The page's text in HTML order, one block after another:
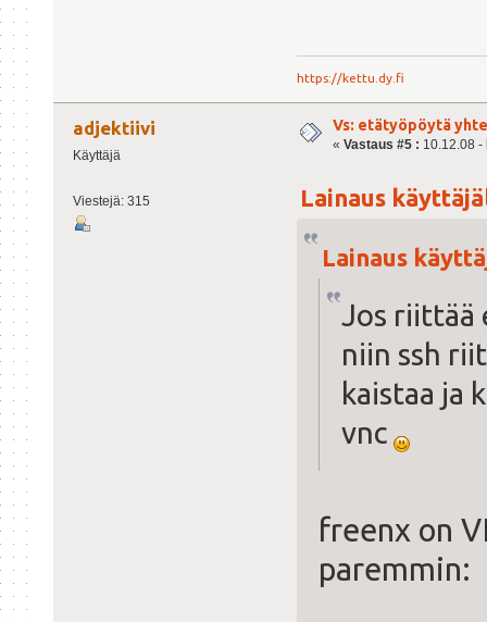
https://kettu.dy.fi
adjektiivi
Käyttäjä
Viestejä: 315
Vs: etätyöpöytä
« Vastaus #5 : 10.12.08 -
Lainaus
Lainaus
Jos riittää
niin ssh
kaistaa ja
vnc
freenx on
paremmin: